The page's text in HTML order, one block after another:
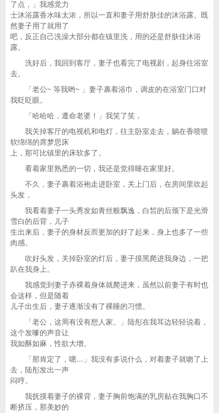
了点，」我感觉力
士沐浴露香水味太浓，所以一直和妻子用舒肤佳的沐浴露。既
然妻子用了就用了
吧，反正自己洗澡大部分都在镇里洗，用的还是舒肤佳沐浴
露。
洗好后，我回到客厅，妻子也看完了电视剧，起身往浴室
去。
「老公~ 等我哟~ 」妻子裹着浴巾，调皮的在浴室门口对
我眨眨眼。
「哈哈哈，遵命老婆！」我笑了笑，
我关掉客厅的电视机和电灯，往主卧室走去，躺在香喷喷
软绵绵的席梦思床
上，那可比镇里的床软多了。
看着家里熟悉的一切，我还是觉得睡在家里好。
不久，妻子裹着浴袍走进卧室，关上门后，在房间里吹起
头发，
我看着妻子一头秀发如青丝般飘逸，白皙的后颈下是光滑
雪白的后背，儿子
生出来后，妻子的身材反而更加的好了起来，身上也多了一些
肉感。
吹好头发，关掉卧室的灯后，妻子摸黑爬进我身边，一把
趴在我身上。
我感觉到妻子赤裸着身体就爬进来，虽然以前妻子有时也
会这样，但是随着
儿子出生后，妻子逐渐没有了裸睡的习惯。
「老公，这周有没有想人家。」陆彤在我耳边轻轻说着，
这个发嗲的声音让
我如酥如麻，性欲大增。
「那肯定了，嗯…」我没有多说什么，对着妻子就吻了上
去，陆彤发出一声
闷哼。
我抚摸着妻子的裸背，妻子胸前饱满的乳房贴在我胸口不
断挤压，那美妙的